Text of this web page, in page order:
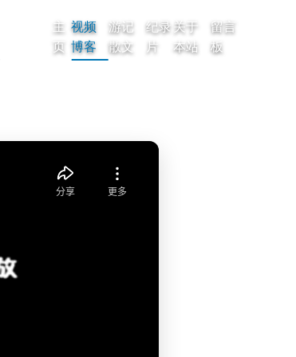
主
页
视频
博客
游记
散文
纪录
片
关于
本站
留言
板